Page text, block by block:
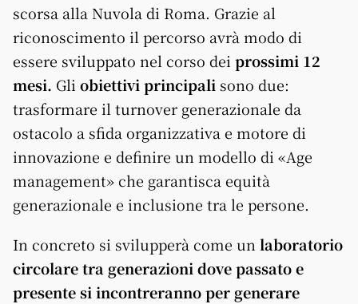
scorsa alla Nuvola di Roma. Grazie al
riconoscimento il percorso avrà modo di
essere sviluppato nel corso dei prossimi 12
mesi. Gli obiettivi principali sono due:
trasformare il turnover generazionale da
ostacolo a sfida organizzativa e motore di
innovazione e definire un modello di «Age
management» che garantisca equità
generazionale e inclusione tra le persone.
In concreto si svilupperà come un laboratorio
circolare tra generazioni dove passato e
presente si incontreranno per generare